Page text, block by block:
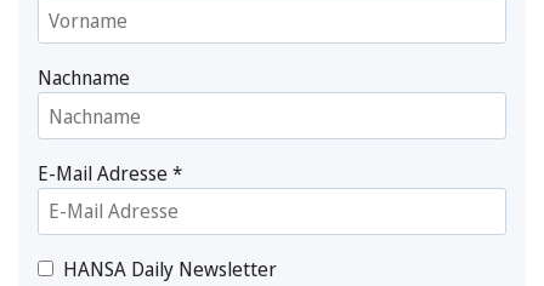
Nachname
E-Mail Adresse*
HANSA Daily Newsletter